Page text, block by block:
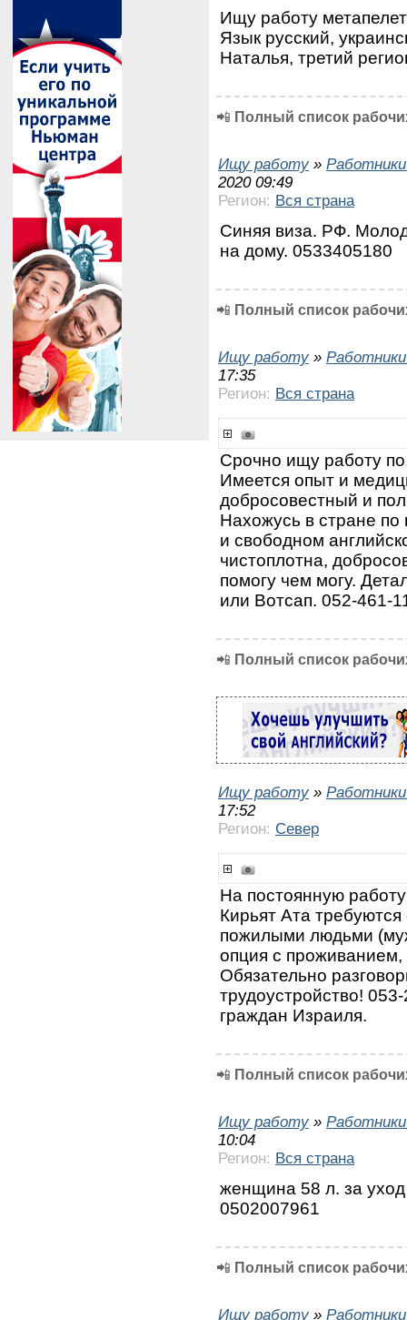
Ищу работу
Язык русский,
Наталья, третий
📲 Полный список
Ищу работу »
2020 09:49
Регион: Вся страна
Синяя виза. РФ.
на дому. 0533405180
📲 Полный список
Ищу работу »
17:35
Регион: Вся страна
Срочно ищу работу
Имеется опыт и
добросовестный и
Нахожусь в стране
и свободном
чистоплотна,
помогу чем могу.
или Вотсап. 052-461-
📲 Полный список
Ищу работу »
17:52
Регион: Север
На постоянную
Кирьят Ата
пожилыми людьми
опция с
Обязательно
трудоустройство!
граждан Израиля.
📲 Полный список
Ищу работу »
10:04
Регион: Вся страна
женщина 58 л. за
0502007961
📲 Полный список
Ищу работу »